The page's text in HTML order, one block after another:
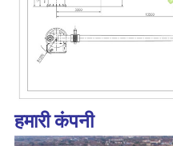
हमारी कंपनी